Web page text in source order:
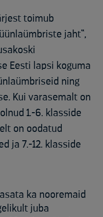
toimub
jaht“,
Eesti lapsi koguma
ning
Kui varasemalt on
1.-6. klasside
on oodatud
ja 7.-12. klasside
ka nooremaid
juba